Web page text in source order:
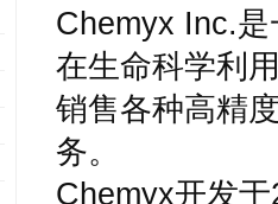
Chemyx Inc.
在生命科学利
销售各种高精
务。
Chemyx开发